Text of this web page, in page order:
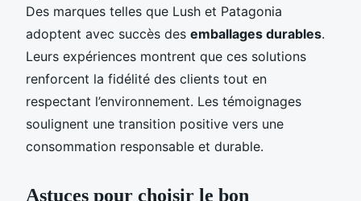
Des marques telles que Lush et Patagonia
adoptent avec succès des emballages durables.
Leurs expériences montrent que ces solutions
renforcent la fidélité des clients tout en
respectant l’environnement. Les témoignages
soulignent une transition positive vers une
consommation responsable et durable.
Astuces pour choisir le bon